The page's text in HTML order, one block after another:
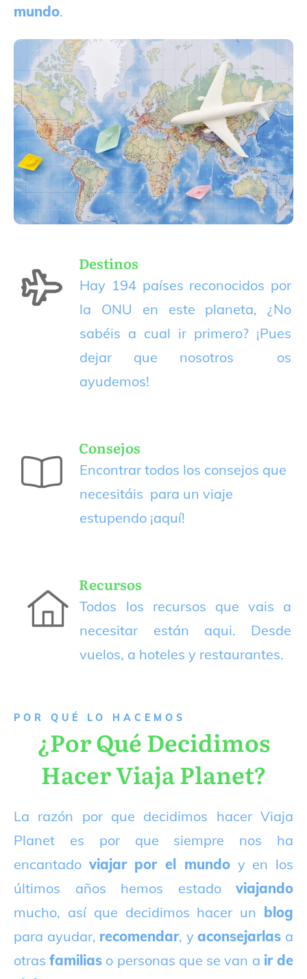
mundo.
Destinos
Hay 194 países reconocidos por
la ONU en este planeta, ¿No
sabéis a cual ir primero? ¡Pues
dejar que nosotros os
ayudemos!
Consejos
Encontrar todos los consejos que
necesitáis para un viaje
estupendo ¡aquí!
Recursos
Todos los recursos que vais a
necesitar están aqui. Desde
vuelos, a hoteles y restaurantes.
P OR QUÉ LO HACEMOS
¿Por Qué Decidimos
Hacer Viaja Planet?
La razón por que decidimos hacer Viaja
Planet es por que siempre nos ha
encantado viajar por el mundoy en los
últimos años hemos estado viajando
mucho, así que decidimos hacer un blog
para ayudar, recomendar, yaconsejarlas a
otrasfamilias o personas que se van a ir de